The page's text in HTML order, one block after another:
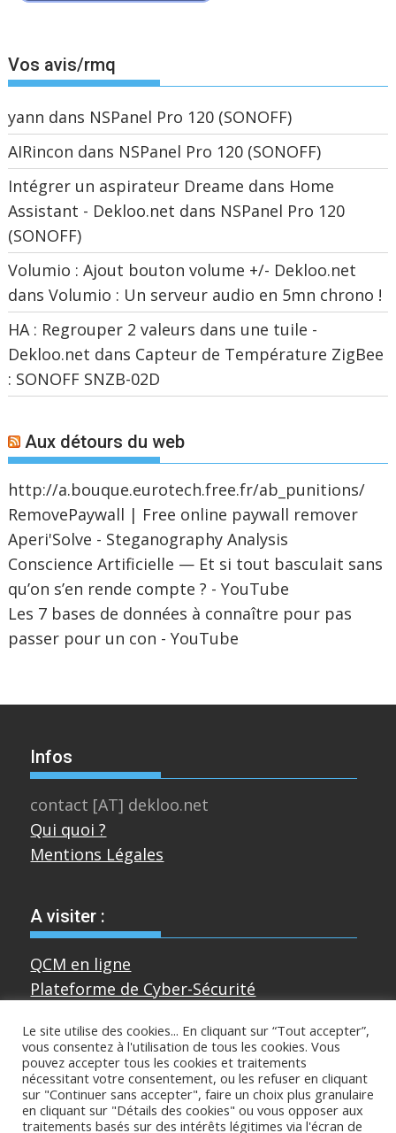
Vos avis/rmq
yann dans NSPanel Pro 120 (SONOFF)
AIRincon dans NSPanel Pro 120 (SONOFF)
Intégrer un aspirateur Dreame dans Home
Assistant - Dekloo.net dans NSPanel Pro 120
(SONOFF)
Volumio : Ajout bouton volume +/- Dekloo.net
dansVolumio : Un serveur audio en 5mn chrono !
HA : Regrouper 2 valeurs dans une tuile -
Dekloo.net dans Capteur de Température ZigBee
: SONOFF SNZB-02D
Aux détours du web
http://a.bouque.eurotech.free.fr/ab_punitions/
RemovePaywall | Free online paywall remover
Aperi'Solve - Steganography Analysis
Conscience Artificielle — Et si tout basculait sans
qu’on s’en rende compte ? - YouTube
Les 7 bases de données à connaître pour pas
passer pour un con - YouTube
Infos
contact [AT] dekloo.net
Qui quoi ?
Mentions Légales
A visiter :
QCM en ligne
Plateforme de Cyber-Sécurité
Divers
Sur mastodon
Le site utilise des cookies... En cliquant sur “Tout accepter”,
vous consentez à l'utilisation de tous les cookies. Vous
pouvez accepter tous les cookies et traitements
nécessitant votre consentement, ou les refuser en cliquant
sur "Continuer sans accepter", faire un choix plus granulaire
en cliquant sur "Détails des cookies" ou vous opposer aux
traitements basés sur des intérêts légitimes via l'écran de